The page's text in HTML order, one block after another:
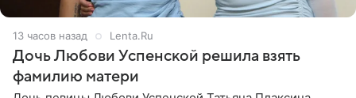
13 часов назад Lenta.Ru
Дочь Любови Успенской решила взять
фамилию матери